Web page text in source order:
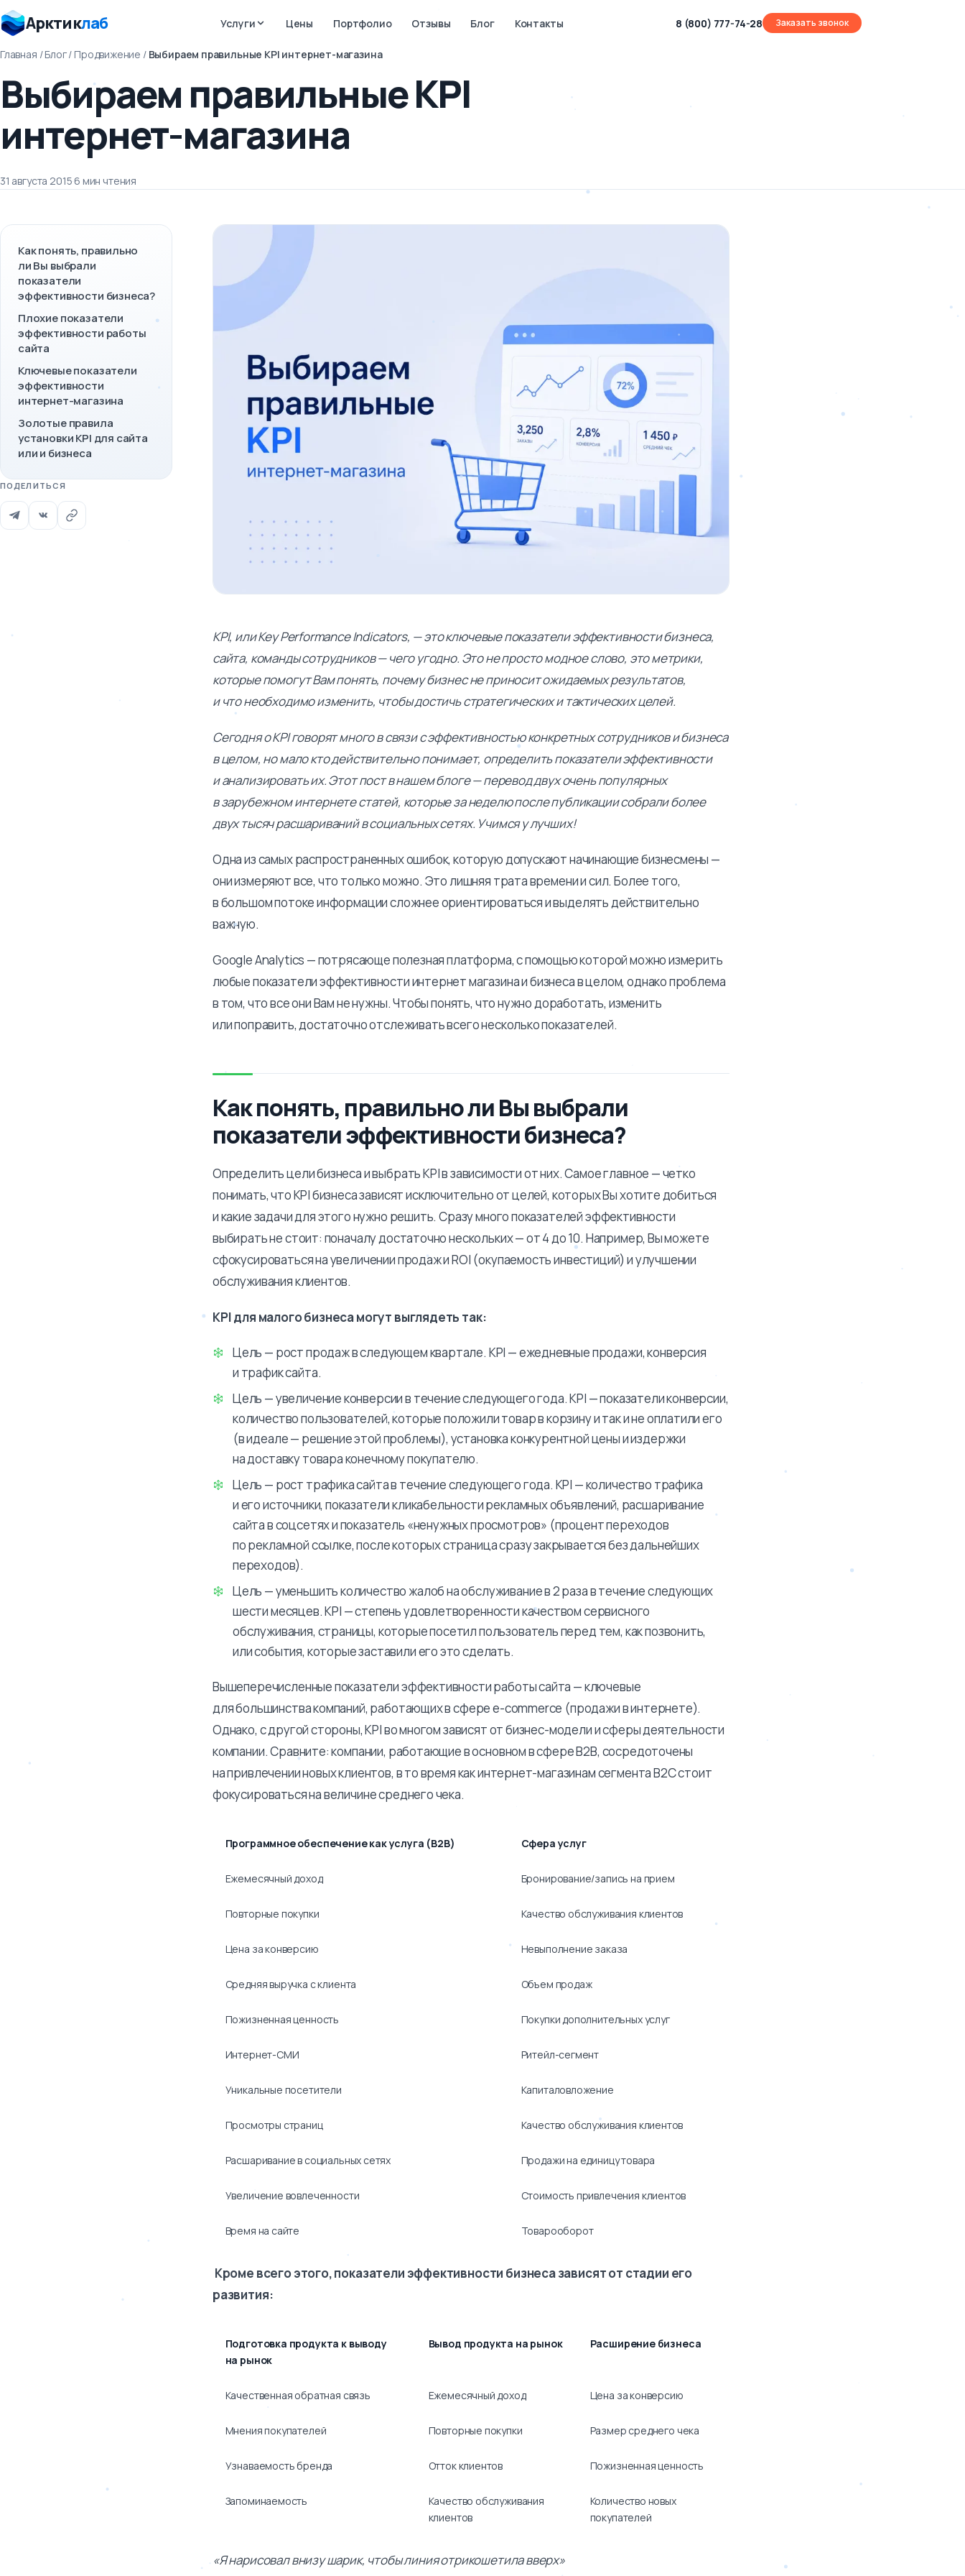
Арктиклаб Услуги Цены Портфолио Отзывы Блог Контакты 8 (800) 777-74-28 Заказать звонок
Главная /Блог/ Продвижение / Выбираем правильные KPI интернет-магазина
Выбираем правильные KPI
интернет-магазина
31 августа 2015·6 мин чтения
Как понять, правильно
ли Вы выбрали
показатели
эффективности бизнеса?
Плохие показатели
эффективности работы
сайта
Ключевые показатели
эффективности
интернет-магазина
Золотые правила
установки KPI для сайта
или и бизнеса
ПОДЕЛИТЬСЯ
KPI, или Key Performance Indicators, — это ключевые показатели эффективности бизнеса,
сайта, команды сотрудников — чего угодно. Это не просто модное слово, это метрики,
которые помогут Вам понять, почему бизнес не приносит ожидаемых результатов,
и что необходимо изменить, чтобы достичь стратегических и тактических целей.
Сегодня о KPI говорят много в связи с эффективностью конкретных сотрудников и бизнеса
в целом, но мало кто действительно понимает, определить показатели эффективности
и анализировать их. Этот пост в нашем блоге — перевод двух очень популярных
в зарубежном интернете статей, которые за неделю после публикации собрали более
двух тысяч расшариваний в социальных сетях. Учимся у лучших!
Одна из самых распространенных ошибок, которую допускают начинающие бизнесмены —
они измеряют все, что только можно. Это лишняя трата времени и сил. Более того,
в большом потоке информации сложнее ориентироваться и выделять действительно
важную.
Google Analytics — потрясающе полезная платформа, с помощью которой можно измерить
любые показатели эффективности интернет магазина и бизнеса в целом, однако проблема
в том, что все они Вам не нужны. Чтобы понять, что нужно доработать, изменить
или поправить, достаточно отслеживать всего несколько показателей.
Как понять, правильно ли Вы выбрали
показатели эффективности бизнеса?
Определить цели бизнеса и выбрать KPI в зависимости от них. Самое главное — четко
понимать, что KPI бизнеса зависят исключительно от целей, которых Вы хотите добиться
и какие задачи для этого нужно решить. Сразу много показателей эффективности
выбирать не стоит: поначалу достаточно нескольких — от 4 до 10. Например, Вы можете
сфокусироваться на увеличении продаж и ROI (окупаемость инвестиций) и улучшении
обслуживания клиентов.
KPI для малого бизнеса могут выглядеть так:
Цель — рост продаж в следующем квартале. KPI — ежедневные продажи, конверсия
и трафик сайта.
Цель — увеличение конверсии в течение следующего года. KPI — показатели конверсии,
количество пользователей, которые положили товар в корзину и так и не оплатили его
(в идеале — решение этой проблемы), установка конкурентной цены и издержки
на доставку товара конечному покупателю.
Цель — рост трафика сайта в течение следующего года. KPI — количество трафика
и его источники, показатели кликабельности рекламных объявлений, расшаривание
сайта в соцсетях и показатель «ненужных просмотров» (процент переходов
по рекламной ссылке, после которых страница сразу закрывается без дальнейших
переходов).
Цель — уменьшить количество жалоб на обслуживание в 2 раза в течение следующих
шести месяцев. KPI — степень удовлетворенности качеством сервисного
обслуживания, страницы, которые посетил пользователь перед тем, как позвонить,
или события, которые заставили его это сделать.
Вышеперечисленные показатели эффективности работы сайта — ключевые
для большинства компаний, работающих в сфере e-commerce (продажи в интернете).
Однако, с другой стороны, KPI во многом зависят от бизнес-модели и сферы деятельности
компании. Сравните: компании, работающие в основном в сфере В2В, сосредоточены
на привлечении новых клиентов, в то время как интернет-магазинам сегмента В2С стоит
фокусироваться на величине среднего чека.
Программное обеспечение как услуга (В2В) Сфера услуг
Ежемесячный доход Бронирование/запись на прием
Повторные покупки Качество обслуживания клиентов
Цена за конверсию Невыполнение заказа
Средняя выручка с клиента Объем продаж
Пожизненная ценность Покупки дополнительных услуг
Интернет-СМИ Ритейл-сегмент
Уникальные посетители Капиталовложение
Просмотры страниц Качество обслуживания клиентов
Расшаривание в социальных сетях Продажи на единицу товара
Увеличение вовлеченности Стоимость привлечения клиентов
Время на сайте Товарооборот
Кроме всего этого, показатели эффективности бизнеса зависят от стадии его
развития:
Подготовка продукта к выводу
на рынок
Вывод продукта на рынок Расширение бизнеса
Качественная обратная связь Ежемесячный доход Цена за конверсию
Мнения покупателей Повторные покупки Размер среднего чека
Узнаваемость бренда Отток клиентов Пожизненная ценность
Запоминаемость
Качество обслуживания
клиентов
Количество новых
покупателей
«Я нарисовал внизу шарик, чтобы линия отрикошетила вверх»